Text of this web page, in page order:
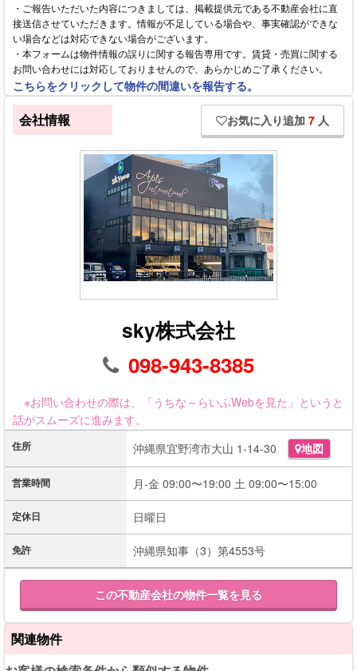
・ご報告いただいた内容につきましては、掲載提供元である不動産会社に直
接送信させていただきます。情報が不足している場合や、事実確認ができな
い場合などは対応できない場合がございます。
・本フォームは物件情報の誤りに関する報告専用です。賃貸・売買に関する
お問い合わせには対応しておりませんので、あらかじめご了承ください。
こちらをクリックして物件の間違いを報告する。
会社情報 お気に入り追加 7 人
sky株式会社
098-943-8385
※お問い合わせの際は、「うちな～らいふWebを見た」というと
話がスムーズに進みます。
住所 沖縄県宜野湾市大山 1-14-30 地図
営業時間 月-金 09:00〜19:00 土 09:00〜15:00
定休日 日曜日
免許 沖縄県知事（3）第4553号
この不動産会社の物件一覧を見る
関連物件